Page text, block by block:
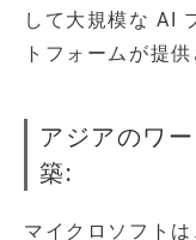
して大規模な AI
トフォームが提供
アジアのワ
築:
マイクロソフト